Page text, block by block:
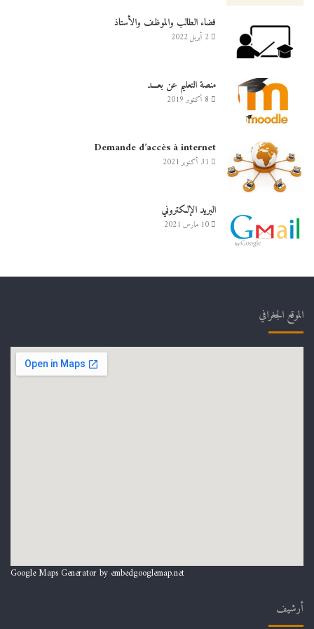
فضاء الطالب والموظف والأستاذ
2 أبريل 2022
منصة التعليم عن بعـــد
8 أكتوبر 2019
Demande d’accès à internet
31 أكتوبر 2021
البريد الإلكتروني
10 مارس 2021
الموقع الجغرافي
Google Maps Generator by embedgooglemap.net
أرشيف